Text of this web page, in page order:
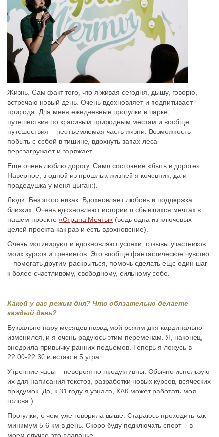
Жизнь. Сам факт того, что я живая сегодня, дышу, говорю,
встречаю новый день. Очень вдохновляет и подпитывает
природа. Для меня ежедневные прогулки в парке,
путешествия по красивым природным местам и вообще
путешествия – неотъемлемая часть жизни. Возможность
побыть с собой в тишине, вдохнуть запах леса –
перезагружает и заряжает.
Еще очень люблю дорогу. Само состояние «быть в дороге».
Наверное, в одной из прошлых жизней я кочевник, да и
прадедушка у меня цыган:).
Люди. Без этого никак. Вдохновляет любовь и поддержка
близких. Очень вдохновляют истории о сбывшихся мечтах в
нашем проекте «Страна Мечты» (ведь одна из ключевых
целей проекта как раз и есть вдохновение).
Очень мотивируют и вдохновляют успехи, отзывы участников
моих курсов и тренингов. Это вообще фантастическое чувство
– помогать другим раскрыться, помочь сделать еще один шаг
к более счастливому, свободному, сильному себе.
Какой у вас режим дня? Что обязательно делаете
каждый день?
Буквально пару месяцев назад мой режим дня кардинально
изменился, и я очень радуюсь этим переменам. Я, наконец,
внедрила привычку ранних подъемов. Теперь я ложусь в
22.00-22.30 и встаю в 5 утра.
Утренние часы – невероятно продуктивны. Обычно использую
их для написания текстов, разработки новых курсов, всяческих
придумок. Да, к 31 году я узнала, КАК может работать моя
голова:).
Прогулки, о чем уже говорила выше. Стараюсь проходить как
минимум 5-6 км в день. Скоро буду подключать спорт – в
моем случае это плаванье.